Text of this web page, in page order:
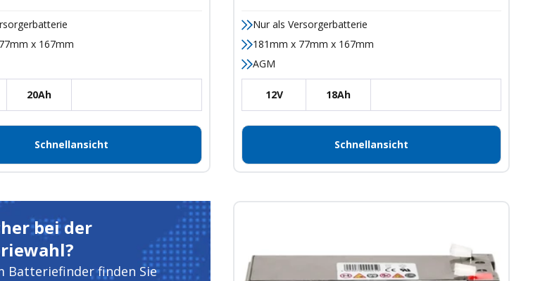
x 167mm
20Ah
Schnellansicht
Nur als Versorgerbatterie
181mm x 77mm x 167mm
AGM
12V 18Ah
Schnellansicht
bei der
Batteriefinder finden Sie